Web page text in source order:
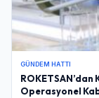
GÜNDEM HATTI
ROKETSAN’dan
Operasyonel